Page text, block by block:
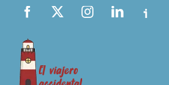
Saltar
contenido
Facebook InstagramLinkedIn
Ivoox